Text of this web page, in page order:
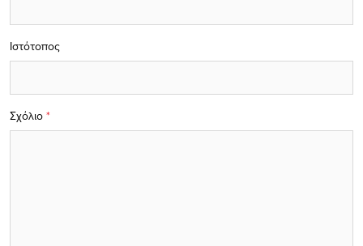
Σχόλιο *
Ιστότοπος